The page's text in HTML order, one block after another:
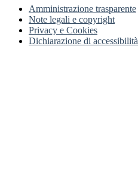
Amministrazione trasparente
Note legali e copyright
Privacy e Cookies
Dichiarazione di accessibilità